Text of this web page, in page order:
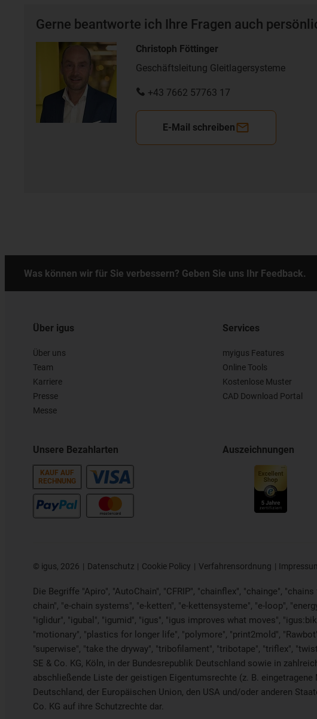
Gerne beantworte ich Ihre Fragen auch
Christoph Föttinger
Geschäftsleitung Gleitlagersysteme
+43 7662 57763 17
E-Mail schreiben
Was können wir für Sie verbessern? Geben Sie uns Ihr Feedback.
Über igus
Über uns
Team
Karriere
Presse
Messe
Unsere Bezahlarten
KAUF AUF
RECHNUNG
Services
myigus Features
Online Tools
Kostenlose Muster
CAD Download Portal
Auszeichnungen
© igus, 2026 Datenschutz Cookie Policy Verfahrensordnung
Die Begriffe "Apiro", "AutoChain", "CFRIP", "chainflex", "chainge",
chain", "e-chain systems", "e-ketten", "e-kettensysteme", "e-loop",
"iglidur", "igubal", "igumid", "igus", "igus improves what moves",
"motionary", "plastics for longer life", "polymore", "print2mold",
"superwise", "take the dryway", "tribofilament", "tribotape", "triflex",
SE & Co. KG, Köln, in der Bundesrepublik Deutschland sowie in
abschließende Liste der geistigen Eigentumsrechte (z. B.
Deutschland, der Europäischen Union, den USA und/oder anderen
Co. KG auf ihre Schutzrechte dar.